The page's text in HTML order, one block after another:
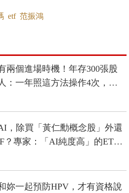
etf 范振鴻
兩個進場時機！年存300張股
：一年照這方法操作4次，賺
，除買「黃仁勳概念股」外還
？專家：「AI純度高」的ETF
妳一起預防HPV，才有資格說